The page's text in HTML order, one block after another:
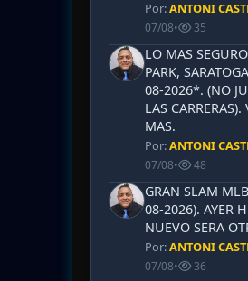
Por:ANTONI
07/08• 35
LO MAS
PARK,
08-2026*. (NO
LAS
MAS.
Por:ANTONI
07/08• 48
GRAN SLAM
08-2026). AYER
NUEVO SERA
Por:ANTONI
07/08• 36